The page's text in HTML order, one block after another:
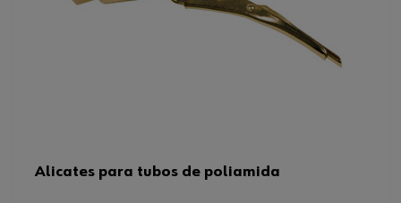
Alicates para tubos de poliamida